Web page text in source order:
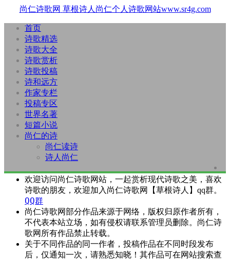
尚仁诗歌网 草根诗人尚仁个人诗歌网站www.sr4g.com
首页
诗歌精选
诗歌大全
诗歌赏析
诗歌投稿
诗和远方
作家专栏
投稿专区
世界名著
短篇小说
尚仁的诗
尚仁读诗
诗人尚仁
欢迎访问尚仁诗歌网站，一起赏析现代诗歌之美，喜欢
诗歌的朋友，欢迎加入尚仁诗歌网【草根诗人】qq群。
QQ群
尚仁诗歌网部分作品来源于网络，版权归原作者所有，
不代表本站立场，如有侵权请联系管理员删除。尚仁诗
歌网所有作品禁止转载。
关于不同作品的同一作者，投稿作品在不同时段发布
后，仅通知一次，请熟悉知晓！其作品可在网站搜索查